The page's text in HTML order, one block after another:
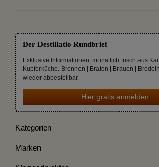
Der Destillatio Rundbrief
Exklusive Informationen, monatlich frisch aus
Kupferküche. Brennen | Braten | Brauen |
wieder abbestellbar.
Hier gratis anmelden
Kategorien
Marken